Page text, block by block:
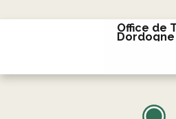
Office de
de